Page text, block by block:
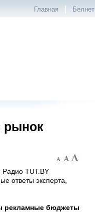
Главная | Белнет
рынок
TUT.BY
ответы эксперта,
рекламные бюджеты